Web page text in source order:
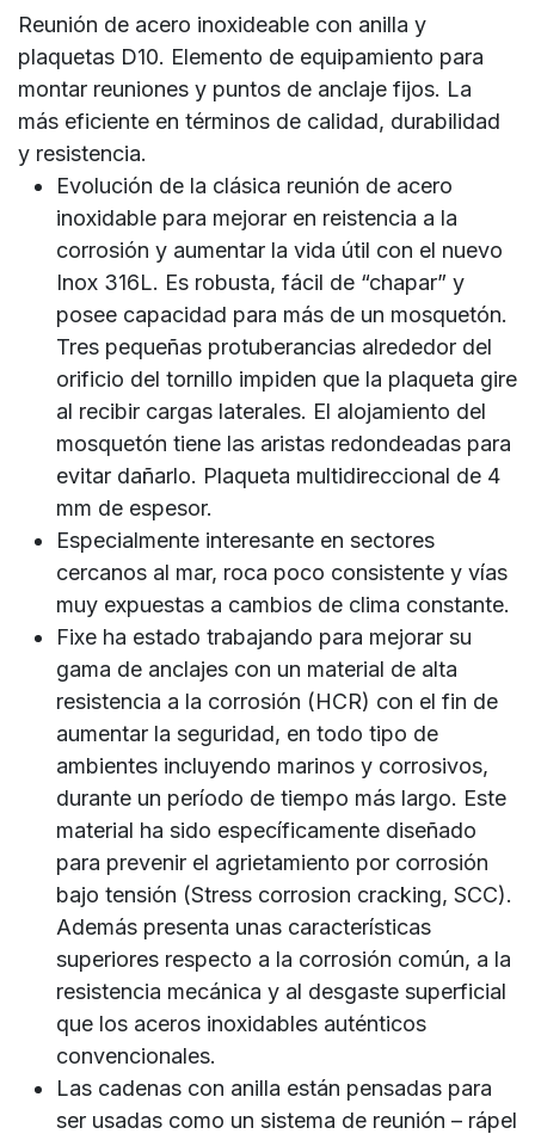
Reunión de acero inoxideable con anilla y
plaquetas D10. Elemento de equipamiento para
montar reuniones y puntos de anclaje fijos. La
más eficiente en términos de calidad, durabilidad
y resistencia.
Evolución de la clásica reunión de acero
inoxidable para mejorar en reistencia a la
corrosión y aumentar la vida útil con el nuevo
Inox 316L. Es robusta, fácil de “chapar” y
posee capacidad para más de un mosquetón.
Tres pequeñas protuberancias alrededor del
orificio del tornillo impiden que la plaqueta gire
al recibir cargas laterales. El alojamiento del
mosquetón tiene las aristas redondeadas para
evitar dañarlo. Plaqueta multidireccional de 4
mm de espesor.
Especialmente interesante en sectores
cercanos al mar, roca poco consistente y vías
muy expuestas a cambios de clima constante.
Fixe ha estado trabajando para mejorar su
gama de anclajes con un material de alta
resistencia a la corrosión (HCR) con el fin de
aumentar la seguridad, en todo tipo de
ambientes incluyendo marinos y corrosivos,
durante un período de tiempo más largo. Este
material ha sido específicamente diseñado
para prevenir el agrietamiento por corrosión
bajo tensión (Stress corrosion cracking, SCC).
Además presenta unas características
superiores respecto a la corrosión común, a la
resistencia mecánica y al desgaste superficial
que los aceros inoxidables auténticos
convencionales.
Las cadenas con anilla están pensadas para
ser usadas como un sistema de reunión – rápel